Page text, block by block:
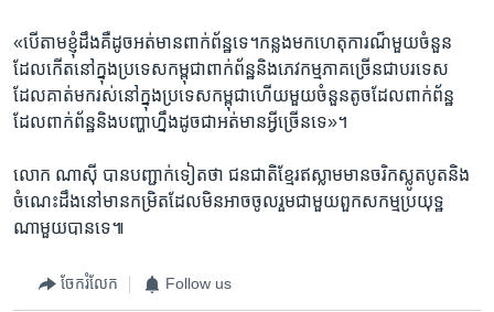
«បើ​តាម​ខ្ញុំ​ដឹង​គឺ​ដូច​អត់​មាន​ពាក់​ព័ន្ឋ​ទេ​។​កន្លងមក​ហេតុ​ការណ៏​មួយចំនួន​
ដែល​កើត​នៅ​ក្នុង​ប្រទេស​កម្ពុជា​ពាក់​ព័ន្ឋ​និង​ភេវកម្ម​ភាគ​ច្រើន​ជាបរទេស​
ដែល​គាត់​មក​រស់​នៅ​ក្នុង​ប្រទេស​កម្ពុជា​ហើយ​មួយ​ចំនួន​តូច​ដែល​ពាក់​ព័ន្ឋ​
ដែល​ពាក់​ព័ន្ឋ​និង​បញ្ហា​ហ្នឹង​ដូច​ជាអត់​មាន​អ្វី​ច្រើនទេ»។
លោក ណាស៊ី បាន​បញ្ជាក់​ទៀត​ថា ជនជាតិ​ខ្មែរ​ឥស្លាម​មាន​ចរិក​ស្លូត​បូត​និង​
ចំណេះ​ដឹង​នៅ​មាន​កម្រិត​ដែល​មិន​អាច​ចូល​រួម​ជាមួយ​ពួក​សកម្ម​ប្រយុទ្ឋ​
ណាមួយ​បាន​ទេ៕
ចែករំលែក Follow us